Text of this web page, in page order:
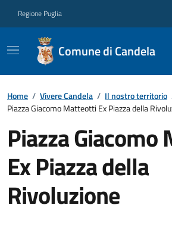
Regione Puglia
Comune di Candela
Home / Vivere Candela / Il nostro territorio
Piazza Giacomo Matteotti Ex Piazza della
Piazza
Ex Piazza della
Rivoluzione